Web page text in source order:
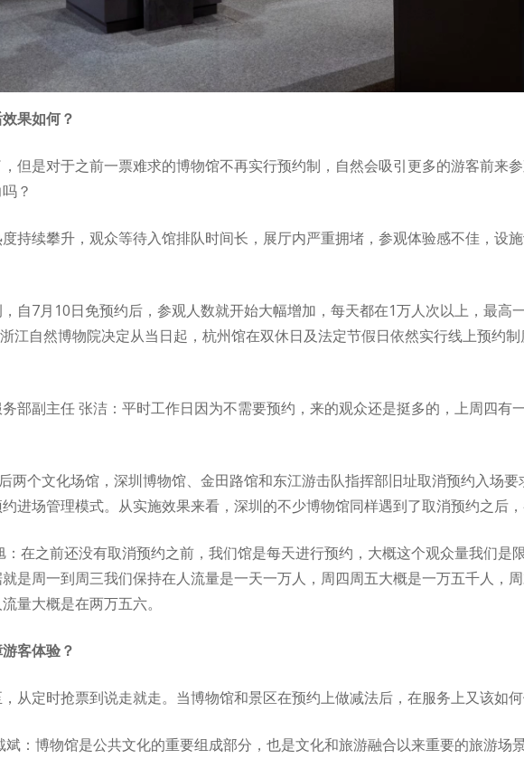
果如何？
但是对于之前一票难求的博物馆不再实行预约制，自然会吸引更多的游客前来
？
持续攀升，观众等待入馆排队时间长，展厅内严重拥堵，参观体验感不佳，设
自7月10日免预约后，参观人数就开始大幅增加，每天都在1万人次以上，最高
江自然博物院决定从当日起，杭州馆在双休日及法定节假日依然实行线上预约
部副主任 张洁：平时工作日因为不需要预约，来的观众还是挺多的，上周四有
两个文化场馆，深圳博物馆、金田路馆和东江游击队指挥部旧址取消预约入场
进场管理模式。从实施效果来看，深圳的不少博物馆同样遇到了取消预约之后
在之前还没有取消预约之前，我们馆是每天进行预约，大概这个观众量我们是
是周一到周三我们保持在人流量是一天一万人，周四周五大概是一万五千人，
量大概是在两万五六。
客体验？
从定时抢票到说走就走。当博物馆和景区在预约上做减法后，在服务上又该如
斌：博物馆是公共文化的重要组成部分，也是文化和旅游融合以来重要的旅游场